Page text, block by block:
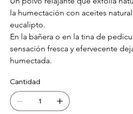
la humectación con aceites
eucalipto.
En la bañera o en la tina de
sensación fresca y efervecente
humectada.
Cantidad